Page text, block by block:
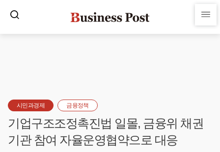
시민과경제 금융정책
기업구조조정촉진법 일몰, 금융위 채권
기관 참여 자율운영협약으로 대응